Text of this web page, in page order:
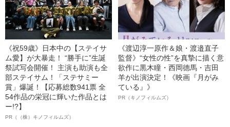
《祝59歳》日本中の【ステイサ
ム愛】が大暴走！ “勝手に”生誕
祭試写会開催！ 主演も助演も全
部ステイサム！「ステサミー
賞」爆誕！【応募総数941票 全
54作品の栄冠に輝いた作品とは
ー!?】
PR（（株）キノフィルムズ）
《渡辺淳一原作＆娘・渡邉直子
監督》“女性の性”を真摯に描く意
欲作に黒木瞳・西岡德馬・吉田
羊が出演決定！《映画『月がみ
ている』》
PR（キノフィルムズ）